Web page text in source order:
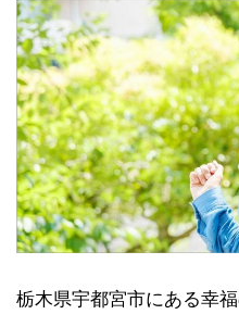
栃木県宇都宮市にある幸